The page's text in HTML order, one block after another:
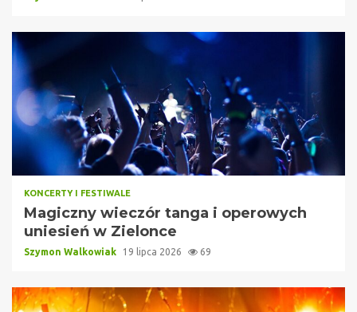
KONCERTY I FESTIWALE
Magiczny wieczór tanga i operowych
uniesień w Zielonce
Szymon Walkowiak 19 lipca 2026 69